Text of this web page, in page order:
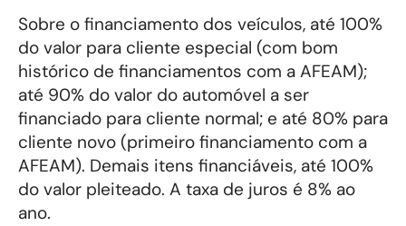
Sobre o financiamento dos veículos, até 100%
do valor para cliente especial (com bom
histórico de financiamentos com a AFEAM);
até 90% do valor do automóvel a ser
financiado para cliente normal; e até 80% para
cliente novo (primeiro financiamento com a
AFEAM). Demais itens financiáveis, até 100%
do valor pleiteado. A taxa de juros é 8% ao
ano.